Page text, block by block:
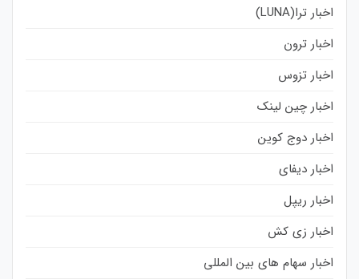
اخبار ترا(LUNA)
اخبار ترون
اخبار تزوس
اخبار چین لینک
اخبار دوج کوین
اخبار دیفای
اخبار ریپل
اخبار زی کش
اخبار سهام های بین المللی